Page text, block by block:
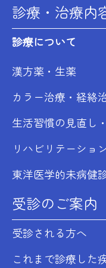
診療・治療内
診療について
漢方薬・生薬
カラー治療・経絡
生活習慣の見直し
リハビリテーショ
東洋医学的未病健
受診のご案内
受診される方へ
これまで診療した